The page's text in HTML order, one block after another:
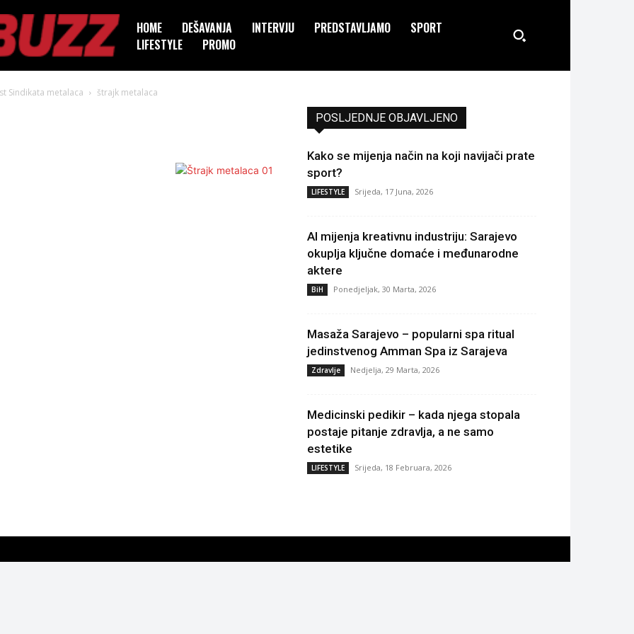
HOME DEŠAVANJA INTERVJU PREDSTAVLJAMO
SPORT
LIFESTYLE
PROMO
Sindikata metalaca štrajk metalaca
POSLJEDNJE OBJAVLJENO
Kako se mijenja način na koji navijači prate
sport?
LIFESTYLE Srijeda, 17 Juna, 2026
AI mijenja kreativnu industriju: Sarajevo
okuplja ključne domaće i međunarodne
aktere
BiH Ponedjeljak, 30 Marta, 2026
Masaža Sarajevo – popularni spa ritual
jedinstvenog Amman Spa iz Sarajeva
Zdravlje Nedjelja, 29 Marta, 2026
Medicinski pedikir – kada njega stopala
postaje pitanje zdravlja, a ne samo
estetike
LIFESTYLE Srijeda, 18 Februara, 2026